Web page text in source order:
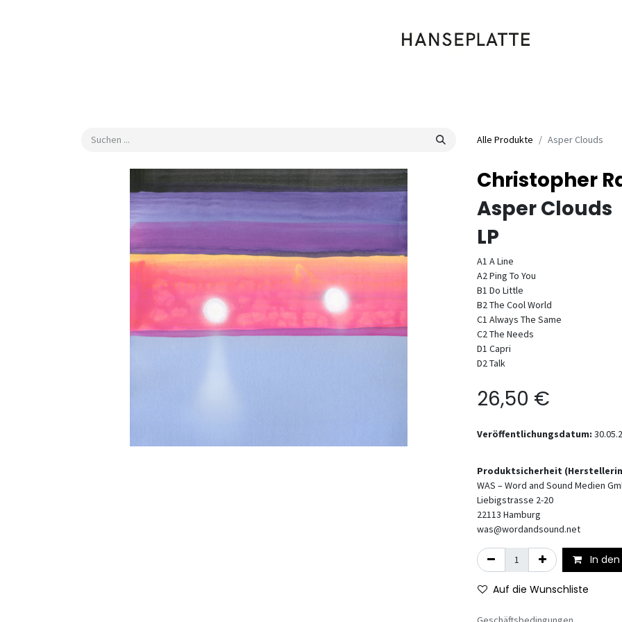
Alle Produkte Asper Clouds
Christopher
Asper Clouds
LP
A1 A Line
A2 Ping To You
B1 Do Little
B2 The Cool World
C1 Always The Same
C2 The Needs
D1 Capri
D2 Talk
26,50 €
Veröffentlichungsdatum:
Produktsicherheit
WAS – Word and Sound Medien
Liebigstrasse 2-20
22113 Hamburg
was@wordandsound.net
In
Auf die Wunschliste